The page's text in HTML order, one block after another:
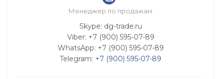
Менеджер по продажам
Skype: dg-trade.ru
Viber: +7 (900) 595-07-89
WhatsApp: +7 (900) 595-07-89
Telegram: +7 (900) 595-07-89